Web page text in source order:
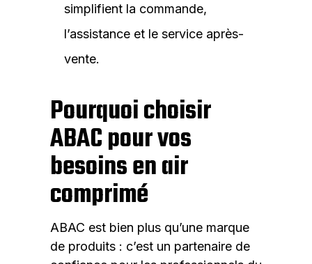
simplifient la commande,
l’assistance et le service après-
vente.
Pourquoi choisir
ABAC pour vos
besoins en air
comprimé
ABAC est bien plus qu’une marque
de produits : c’est un partenaire de